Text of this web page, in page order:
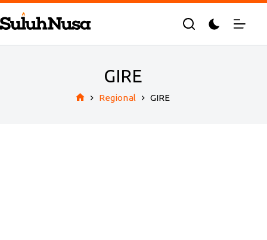
Skip
to
content
GIRE
Regional GIRE